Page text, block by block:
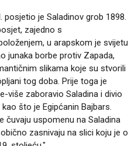
posjetio je Saladinov grob 1898.
zajedno s
u arapskom je svijetu
junaka borbe protiv Zapada,
slikama koje su stvorili
tog doba. Prije toga je
više zaboravio Saladina i divio
što je Egipćanin Bajbars.
čuvaju uspomenu na Saladina
zasnivaju na slici koju je o